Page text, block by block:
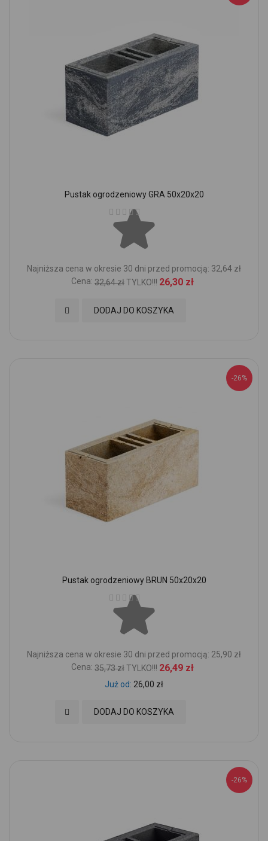
Pustak ogrodzeniowy GRA 50x20x20
Ocena:
Najniższa cena w okresie 30 dni przed promocją: 32,64 zł
Cena: 32,64 złTYLKO!!! 26,30 zł
DODAJ DO KOSZYKA
Dodaj do Ulubionych
-26%
Pustak ogrodzeniowy BRUN 50x20x20
Ocena:
Najniższa cena w okresie 30 dni przed promocją: 25,90 zł
Cena: 35,73 złTYLKO!!! 26,49 zł
Już od 26,00 zł
DODAJ DO KOSZYKA
Dodaj do Ulubionych
-26%